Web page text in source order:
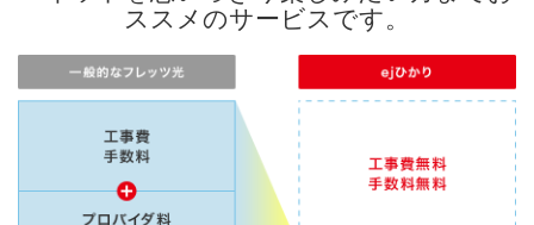
ススメのサービスです。